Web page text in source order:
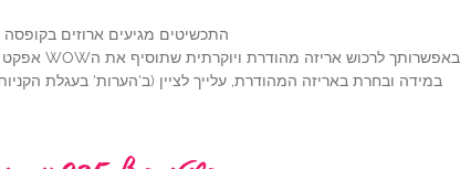
התכשיטים מגיעים ארוזים
באפשרותך לרכוש אריזה מהודרת ויוקרתית שתוסיף את הWOW אפקט לכל תכשיט בתוספת של 25₪ (להוספה,
במידה ובחרת באריזה המהודרת, עלייך לציין (ב'הערות' בעגלת